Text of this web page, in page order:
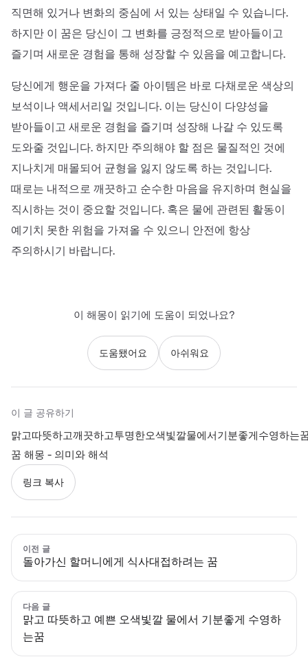
직면해 있거나 변화의 중심에 서 있는 상태일 수 있습니다.
하지만 이 꿈은 당신이 그 변화를 긍정적으로 받아들이고
즐기며 새로운 경험을 통해 성장할 수 있음을 예고합니다.
당신에게 행운을 가져다 줄 아이템은 바로 다채로운 색상의
보석이나 액세서리일 것입니다. 이는 당신이 다양성을
받아들이고 새로운 경험을 즐기며 성장해 나갈 수 있도록
도와줄 것입니다. 하지만 주의해야 할 점은 물질적인 것에
지나치게 매몰되어 균형을 잃지 않도록 하는 것입니다.
때로는 내적으로 깨끗하고 순수한 마음을 유지하며 현실을
직시하는 것이 중요할 것입니다. 혹은 물에 관련된 활동이
예기치 못한 위험을 가져올 수 있으니 안전에 항상
주의하시기 바랍니다.
이 해몽이 읽기에 도움이 되었나요?
도움됐어요 아쉬워요
이 글 공유하기
맑고따뜻하고깨끗하고투명한오색빛깔물에서기분좋게수영하는
꿈 해몽 - 의미와 해석
링크 복사
이전 글
돌아가신 할머니에게 식사대접하려는 꿈
다음 글
맑고 따뜻하고 예쁜 오색빛깔 물에서 기분좋게 수영하
는꿈